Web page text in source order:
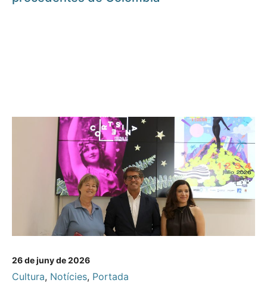
26 de juny de 2026
Cultura, Notícies, Portada